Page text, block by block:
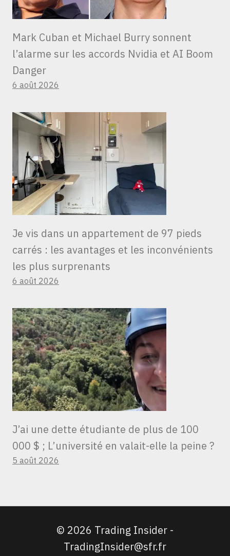
Mark Cuban et Michael Burry sonnent
l’alarme sur les accords Nvidia et AI Boom
Danger
6 août 2026
Je vis dans un appartement de 97 pieds
carrés : les avantages et les inconvénients
les plus surprenants
6 août 2026
J’ai une dette étudiante de plus de 100
000 $ ; L’université en valait-elle la peine ?
5 août 2026
© 2026 Trading Insider -
TradingInsider@sfr.fr